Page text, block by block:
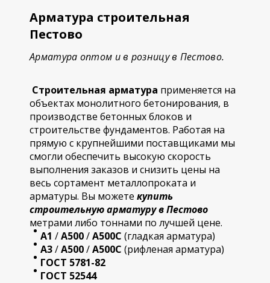
Арматура строительная
Пестово
Арматура оптом и в розницу в Пестово.
Строительная арматура применяется на
объектах монолитного бетонирования, в
производстве бетонных блоков и
строительстве фундаментов. Работая на
прямую с крупнейшими поставщиками мы
смогли обеспечить высокую скорость
выполнения заказов и снизить цены на
весь сортамент металлопроката и
арматуры. Вы можете купить
строительнуюарматуру в Пестово
метрами либо тоннами по лучшей цене.
А1 /А500/А500С (гладкая арматура)
А3/А500/А500С (рифленая арматура)
ГОСТ 5781-82
ГОСТ 52544